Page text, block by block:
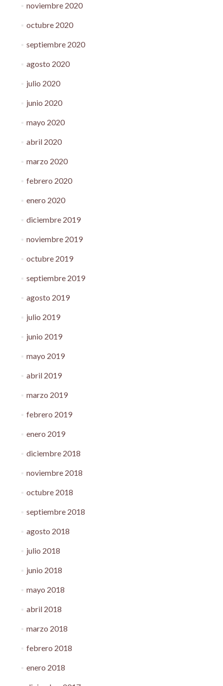
noviembre 2020
octubre 2020
septiembre 2020
agosto 2020
julio 2020
junio 2020
mayo 2020
abril 2020
marzo 2020
febrero 2020
enero 2020
diciembre 2019
noviembre 2019
octubre 2019
septiembre 2019
agosto 2019
julio 2019
junio 2019
mayo 2019
abril 2019
marzo 2019
febrero 2019
enero 2019
diciembre 2018
noviembre 2018
octubre 2018
septiembre 2018
agosto 2018
julio 2018
junio 2018
mayo 2018
abril 2018
marzo 2018
febrero 2018
enero 2018